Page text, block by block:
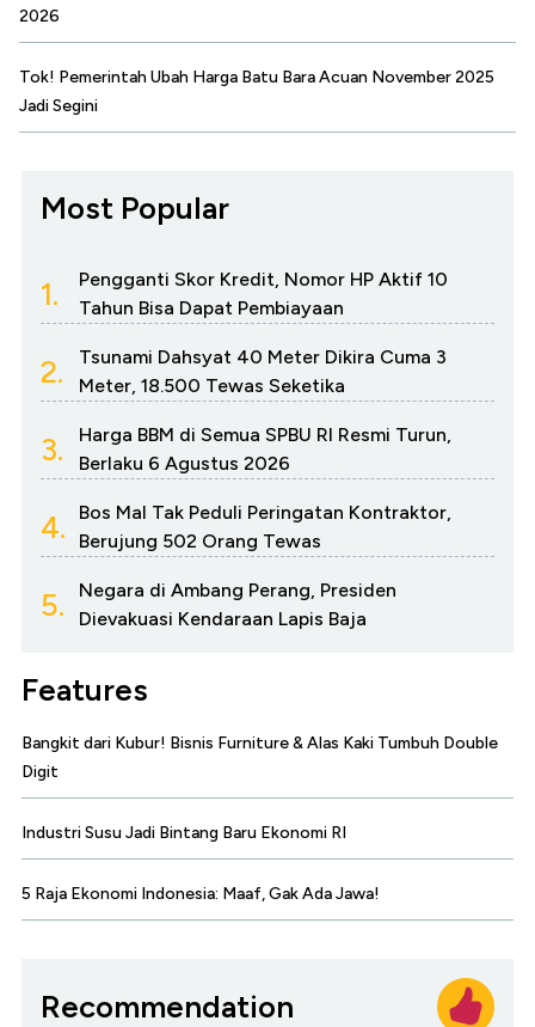
2026
Tok! Pemerintah Ubah Harga Batu Bara Acuan November 2025
Jadi Segini
Most Popular
1.
Pengganti Skor Kredit, Nomor HP Aktif 10
Tahun Bisa Dapat Pembiayaan
2.
Tsunami Dahsyat 40 Meter Dikira Cuma 3
Meter, 18.500 Tewas Seketika
3.
Harga BBM di Semua SPBU RI Resmi Turun,
Berlaku 6 Agustus 2026
4.
Bos Mal Tak Peduli Peringatan Kontraktor,
Berujung 502 Orang Tewas
5.
Negara di Ambang Perang, Presiden
Dievakuasi Kendaraan Lapis Baja
Features
Bangkit dari Kubur! Bisnis Furniture & Alas Kaki Tumbuh Double
Digit
Industri Susu Jadi Bintang Baru Ekonomi RI
5 Raja Ekonomi Indonesia: Maaf, Gak Ada Jawa!
Recommendation